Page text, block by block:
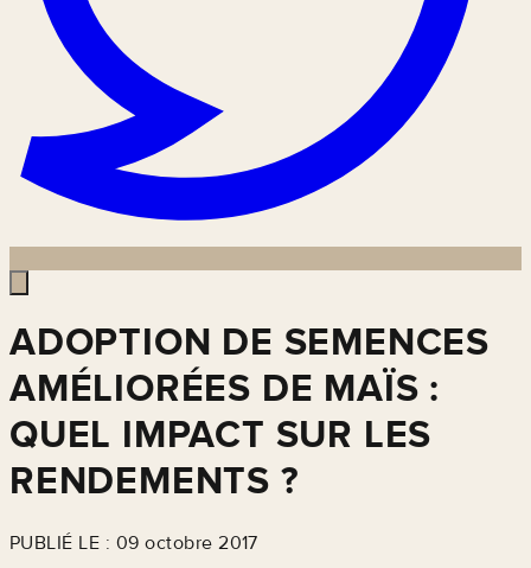
ADOPTION DE SEMENCES
AMÉLIORÉES DE MAÏS :
QUEL IMPACT SUR LES
RENDEMENTS ?
PUBLIÉ LE : 09 octobre 2017